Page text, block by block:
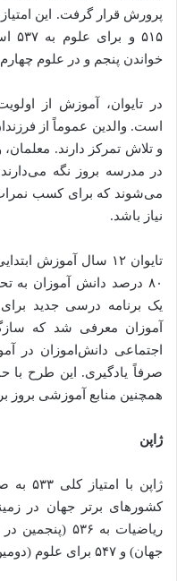
خواندن پنجم و در علوم
در تایوان، آموزش از
است. والدین عموماً از
و تلاش تمرکز دارند.
در مدرسه بروز نگه
می‌شوند که برای کسب
نیاز باشد.
تایوان ۱۲ سال آموزش
یک برنامه درسی جدید
آموزان معرفی شد که
اجتماعی دانش‌اموزان در
صرفاً یادگیری. این طرح
همچنین منابع آموزشی بروز
ژاپن
ژاپن
کشورهای برتر جهان در
جهان) و ۵۴۷ برای علوم (دومین در جهان). تقسیم می‌شود.